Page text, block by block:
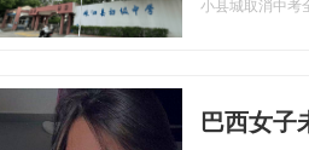
小县城取消中考
巴西女子